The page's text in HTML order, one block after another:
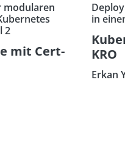
modularen
2
mit Cert-
in
KRO
Erkan